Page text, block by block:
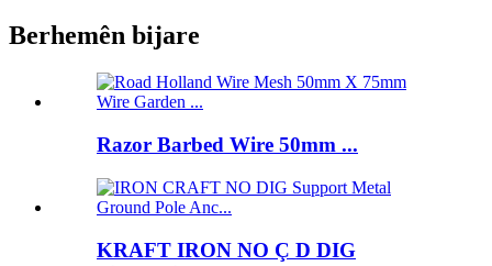
Berhemên bijare
Razor Barbed Wire 50mm ...
KRAFT IRON NO Ç D DIG